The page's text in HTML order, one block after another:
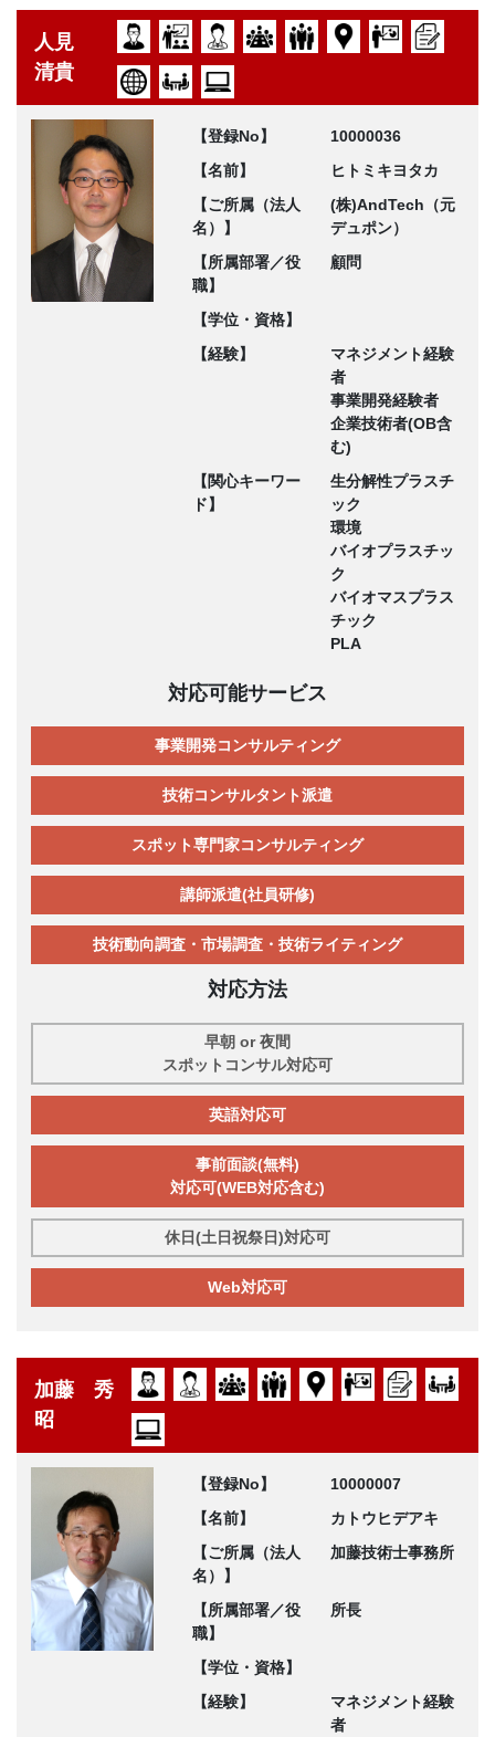
人見
清貴
【登録No】
10000036
【名前】
ヒトミキヨタカ
【ご所属（法人
名）】
(株)AndTech（元
デュポン）
【所属部署／役
職】
顧問
【学位・資格】
【経験】
マネジメント経験
者
事業開発経験者
企業技術者(OB含
む)
【関心キーワー
ド】
生分解性プラスチ
ック
環境
バイオプラスチッ
ク
バイオマスプラス
チック
PLA
対応可能サービス
事業開発コンサルティング
技術コンサルタント派遣
スポット専門家コンサルティング
講師派遣(社員研修)
技術動向調査・市場調査・技術ライティング
対応方法
早朝 or 夜間
スポットコンサル対応可
英語対応可
事前面談(無料)
対応可(WEB対応含む)
休日(土日祝祭日)対応可
Web対応可
加藤 秀
昭
【登録No】
10000007
【名前】
カトウヒデアキ
【ご所属（法人
名）】
加藤技術士事務所
【所属部署／役
職】
所長
【学位・資格】
【経験】
マネジメント経験
者